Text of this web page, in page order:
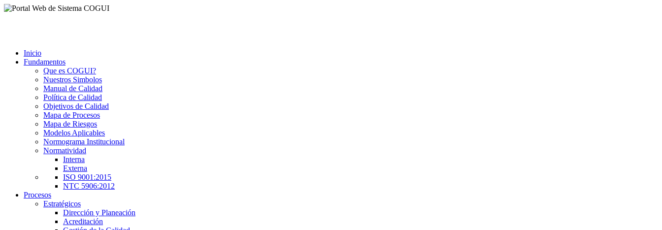
Inicio
Fundamentos
Que es COGUI?
Nuestros Simbolos
Manual de Calidad
Política de Calidad
Objetivos de Calidad
Mapa de Procesos
Mapa de Riesgos
Modelos Aplicables
Normograma Institucional
Normatividad
Interna
Externa
ISO 9001:2015
NTC 5906:2012
Procesos
Estratégicos
Dirección y Planeación
Acreditación